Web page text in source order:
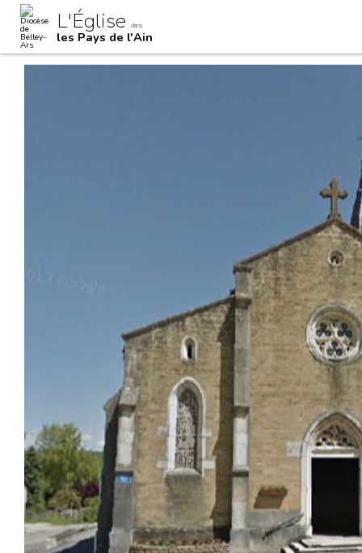
contenu.
Outils
personnels
L'Église dans
les Pays de l'Ain